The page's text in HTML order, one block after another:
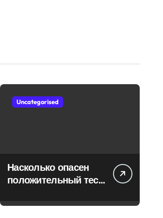
Uncategorised
Насколько опасен
положительный тест